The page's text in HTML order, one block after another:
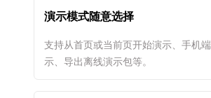
演示模式随意选择
支持从首页或当前页开始演示、手机
示、导出离线演示包等。